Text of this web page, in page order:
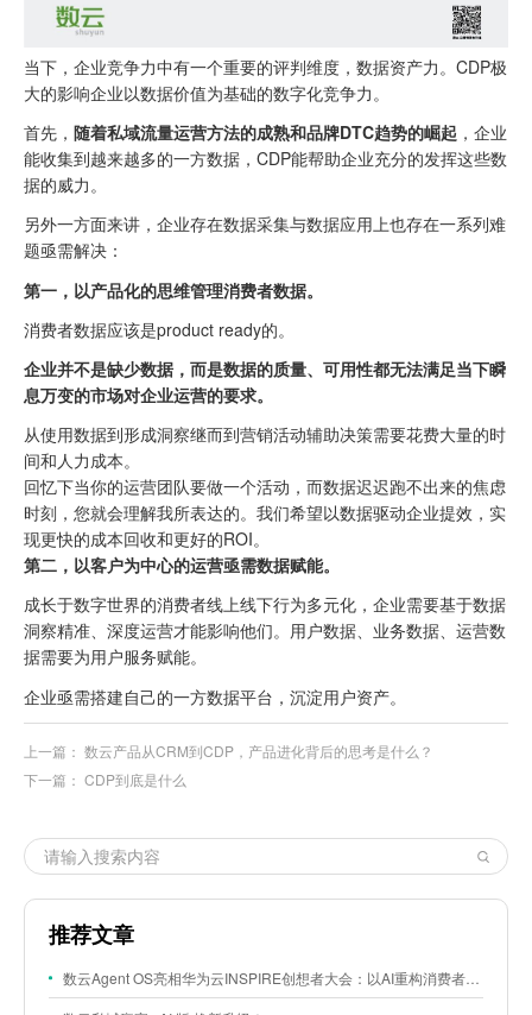
当下，企业竞争力中有一个重要的评判维度，数据资产力。CDP极
大的影响企业以数据价值为基础的数字化竞争力。
首先， 随着私域流量运营方法的成熟和品牌DTC趋势的崛起 ，企业
能收集到越来越多的一方数据，CDP能帮助企业充分的发挥这些数
据的威力。
另外一方面来讲，企业存在数据采集与数据应用上也存在一系列难
题亟需解决：
第一，以产品化的思维管理消费者数据。
消费者数据应该是product ready的。
企业并不是缺少数据，而是数据的质量、可用性都无法满足当下瞬
息万变的市场对企业运营的要求。
从使用数据到形成洞察继而到营销活动辅助决策需要花费大量的时
间和人力成本。
回忆下当你的运营团队要做一个活动，而数据迟迟跑不出来的焦虑
时刻，您就会理解我所表达的。我们希望以数据驱动企业提效，实
现更快的成本回收和更好的ROI。
第二，以客户为中心的运营亟需数据赋能。
成长于数字世界的消费者线上线下行为多元化，企业需要基于数据
洞察精准、深度运营才能影响他们。用户数据、业务数据、运营数
据需要为用户服务赋能。
企业亟需搭建自己的一方数据平台，沉淀用户资产。
上一篇： 数云产品从CRM到CDP，产品进化背后的思考是什么？
下一篇： CDP到底是什么
推荐文章
数云Agent OS亮相华为云INSPIRE创想者大会：以AI重构消费者运营与零售营销新范式